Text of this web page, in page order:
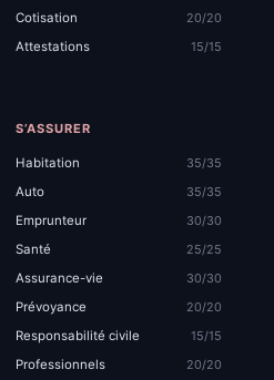
Cotisation
20/20
Attestations
15/15
S’ASSURER
Habitation
35/35
Auto
35/35
Emprunteur
30/30
Santé
25/25
Assurance-vie
30/30
Prévoyance
20/20
Responsabilité civile
15/15
Professionnels
20/20